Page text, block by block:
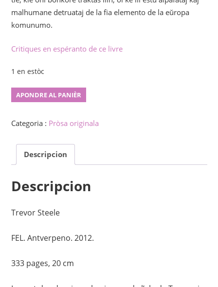
malhumane detruataj de la fia elemento de la eŭropa
komunumo.
Critiques en espéranto de ce livre
1 en estòc
Paradizo
quantity
APONDRE AL PANIÈR
Categoria : Pròsa originala
Descripcion
Descripcion
Trevor Steele
FEL. Antverpeno. 2012.
333 pages, 20 cm